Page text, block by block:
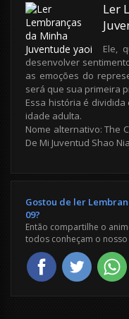
Ler
Ele,
desenvolver
as emoções do
será que sua primeira
Essa história é
idade adulta.
Nome alternativo: The
De Mi Juventud Shao
Gostou de ler
09?
Então compartilhe o
todos conheçam o